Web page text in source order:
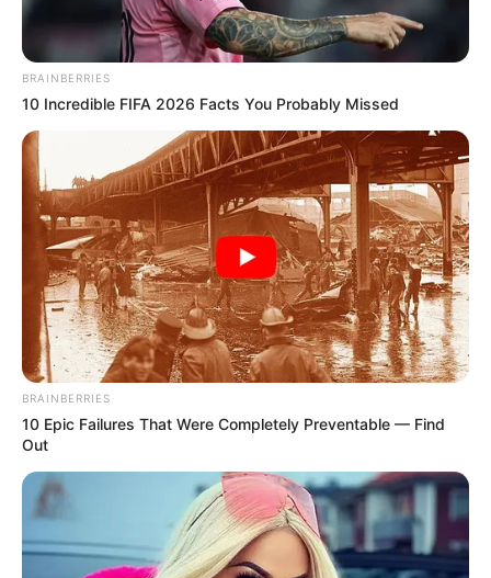
BRAINBERRIES
10 Incredible FIFA 2026 Facts You Probably Missed
BRAINBERRIES
10 Epic Failures That Were Completely Preventable — Find
Out